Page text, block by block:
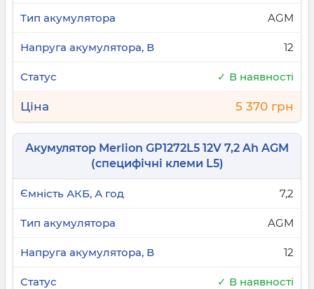
AGM
12
✓ В наявності
5 370 грн
Акумулятор Merlion GP1272L5 12V 7,2 Ah AGM
(специфічні клеми L5)
7,2
AGM
12
✓ В наявності